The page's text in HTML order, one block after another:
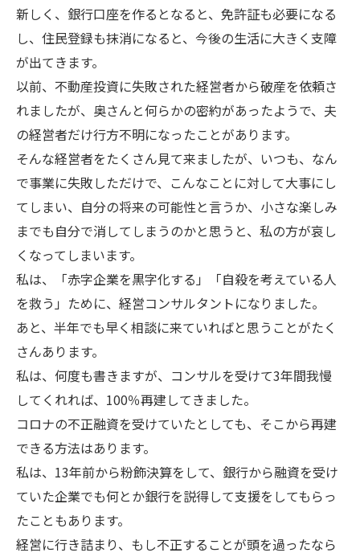
新しく、銀行口座を作るとなると、免許証も必要になる
し、住民登録も抹消になると、今後の生活に大きく支障
が出てきます。
以前、不動産投資に失敗された経営者から破産を依頼さ
れましたが、奥さんと何らかの密約があったようで、夫
の経営者だけ行方不明になったことがあります。
そんな経営者をたくさん見て来ましたが、いつも、なん
で事業に失敗しただけで、こんなことに対して大事にし
てしまい、自分の将来の可能性と言うか、小さな楽しみ
までも自分で消してしまうのかと思うと、私の方が哀し
くなってしまいます。
私は、「赤字企業を黒字化する」「自殺を考えている人
を救う」ために、経営コンサルタントになりました。
あと、半年でも早く相談に来ていればと思うことがたく
さんあります。
私は、何度も書きますが、コンサルを受けて3年間我慢
してくれれば、100％再建してきました。
コロナの不正融資を受けていたとしても、そこから再建
できる方法はあります。
私は、13年前から粉飾決算をして、銀行から融資を受け
ていた企業でも何とか銀行を説得して支援をしてもらっ
たこともあります。
経営に行き詰まり、もし不正することが頭を過ったなら